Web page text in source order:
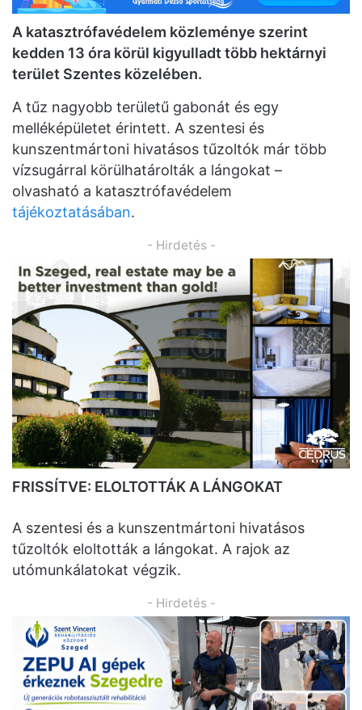
A katasztrófavédelem közleménye szerint
kedden 13 óra körül kigyulladt több hektárnyi
terület Szentes közelében.
A tűz nagyobb területű gabonát és egy
melléképületet érintett. A szentesi és
kunszentmártoni hivatásos tűzoltók már több
vízsugárral körülhatárolták a lángokat –
olvasható a katasztrófavédelem
tájékoztatásában.
- Hirdetés -
FRISSÍTVE: ELOLTOTTÁK A LÁNGOKAT
A szentesi és a kunszentmártoni hivatásos
tűzoltók eloltották a lángokat. A rajok az
utómunkálatokat végzik.
- Hirdetés -